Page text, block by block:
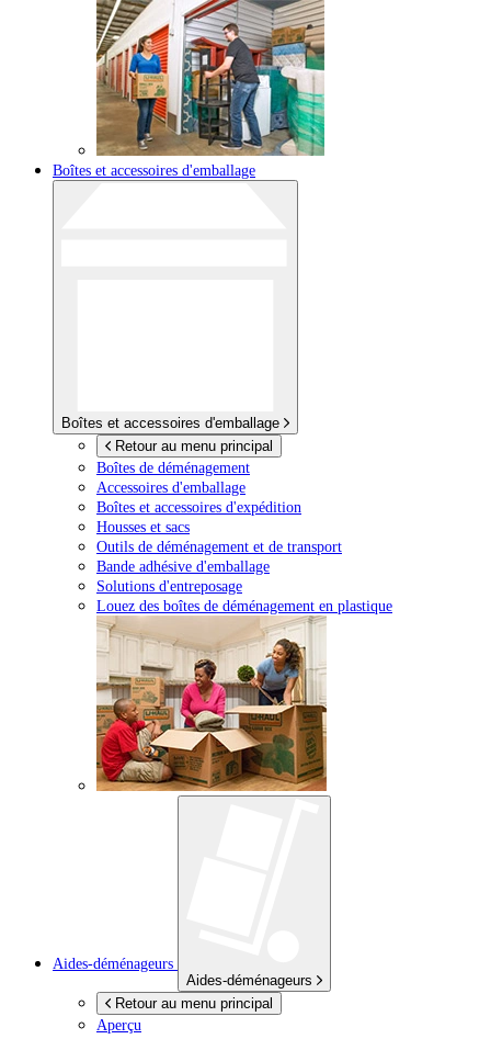
Boîtes et accessoires d'emballage
Boîtes et accessoires d'emballage
Retour au menu principal
Boîtes de déménagement
Accessoires d'emballage
Boîtes et accessoires d'expédition
Housses et sacs
Outils de déménagement et de transport
Bande adhésive d'emballage
Solutions d'entreposage
Louez des boîtes de déménagement en plastique
Aides-déménageurs
Aides-déménageurs
Retour au menu principal
Aperçu